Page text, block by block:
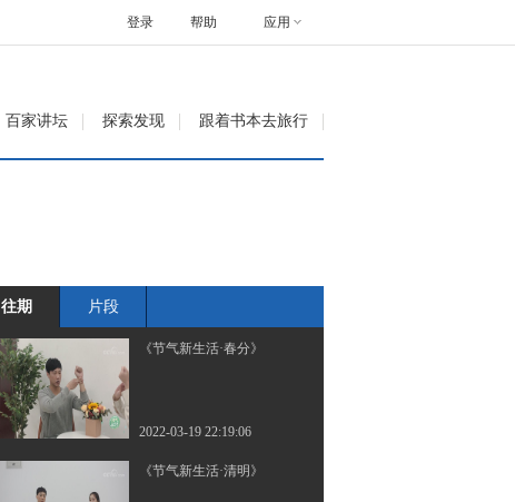
帮助 应用
登录
百家讲坛 探索发现 跟着书本去旅行
往期 片段
《节气新生活·春分》
2022-03-19 22:19:06
《节气新生活·清明》